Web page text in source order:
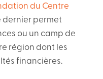
du Centre
dernier permet
ou un camp de
région dont les
financières.